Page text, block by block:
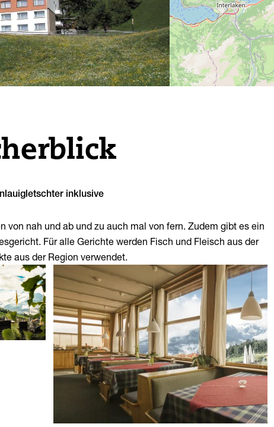
Unterkünfte
Hotels
Ferienwohnungen
Berghütten
Gastronomie
Restaurants
Café / Bar
Ferienwohnungen
Spezialangebote
Tourist Center Meiringen
Tourist Center Innertkirchen
 Medizinisches Angebot
inklusive
von nah und ab und zu auch mal von fern. Zudem gibt es ein
Für alle Gerichte werden Fisch und Fleisch aus der
aus der Region verwendet.